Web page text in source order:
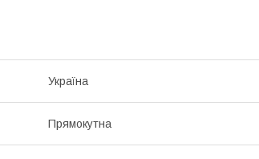
Україна
Прямокутна